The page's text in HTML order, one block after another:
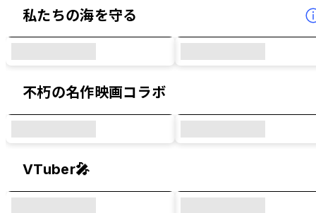
私たちの海を守る
不朽の名作映画コラボ
VTuber🎤